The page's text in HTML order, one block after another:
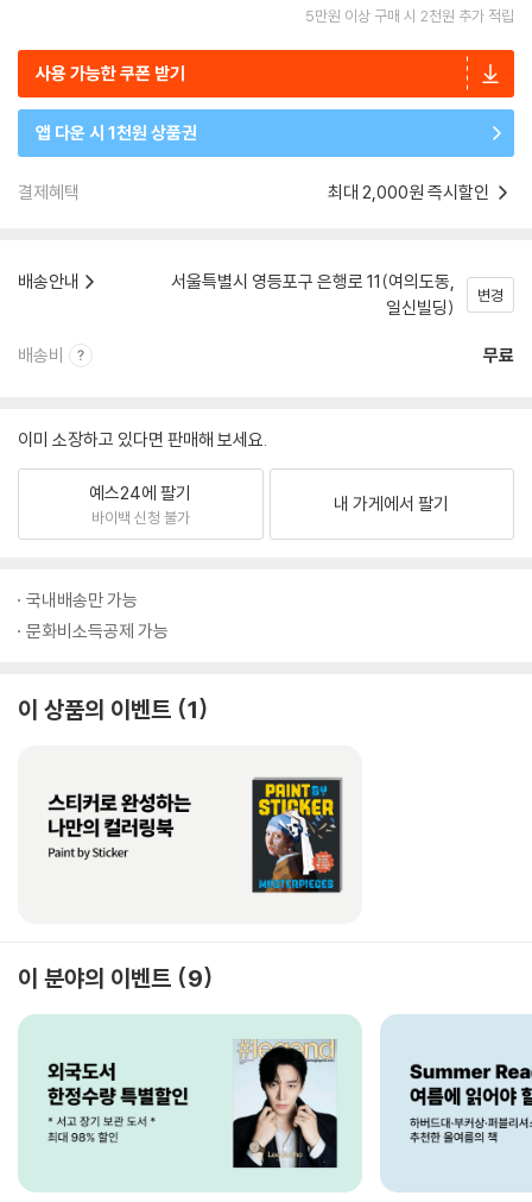
5만원 이상 구매 시 2천원 추가 적립
사용 가능한 쿠폰 받기
앱 다운 시 1천원 상품권
결제혜택 최대 2,000원 즉시할인
배송안내
서울특별시 영등포구 은행로 11(여의도동,
일신빌딩)
변경
배송비 무료
이미 소장하고 있다면 판매해 보세요.
예스24에 팔기
바이백 신청 불가
내 가게에서 팔기
국내배송만 가능
문화비소득공제 가능
이 상품의 이벤트 1
이 분야의 이벤트 9